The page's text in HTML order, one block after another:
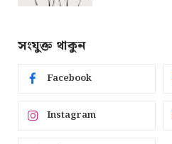
সংযুক্ত থাকুন
Facebook
Instagram